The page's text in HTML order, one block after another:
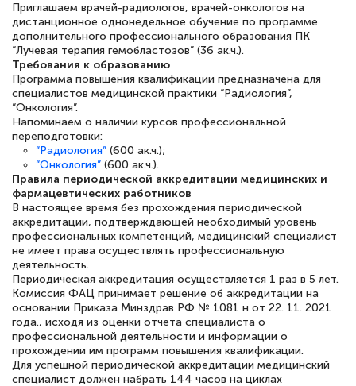
сдачи итоговой аттестации. Спасибо
Елена Кравченко
Знаток города 5 уровня
18 марта 2026
Выражаю благодарность за курс
повышения квалификации "Эксперт ЕГЭ по
русскому языку и литературе". Много
полезных материалов помогли
подготовиться к тестированию. Это
книги, методические рекомендации,
статьи. Времени на подготовку
достаточно. Курс помогает пройти
аттестацию в школе. Спасибо!
Приглашаем врачей-радиологов, врачей-онкологов на
дистанционное однонедельное обучение по программе
дополнительного профессионального образования ПК
“Лучевая терапия гемобластозов” (36 ак.ч.).
Требования к образованию
Программа повышения квалификации предназначена для
специалистов медицинской практики “Радиология”,
“Онкология”.
Напоминаем о наличии курсов профессиональной
переподготовки:
“Радиология” (600 ак.ч.);
“Онкология” (600 ак.ч.).
Правила периодической аккредитации медицинских и
фармацевтических работников
В настоящее время без прохождения периодической
аккредитации, подтверждающей необходимый уровень
профессиональных компетенций, медицинский специалист
не имеет права осуществлять профессиональную
деятельность.
Периодическая аккредитация осуществляется 1 раз в 5 лет.
Комиссия ФАЦ принимает решение об аккредитации на
основании Приказа Минздрав РФ № 1081 н от 22. 11. 2021
года., исходя из оценки отчета специалиста о
профессиональной деятельности и информации о
прохождении им программ повышения квалификации.
Для успешной периодической аккредитации медицинский
специалист должен набрать 144 часов на циклах